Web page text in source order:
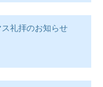
礼拝のお知らせ